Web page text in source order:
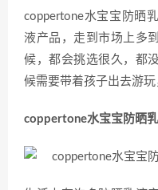
coppertone水宝宝防晒
液产品，走到市场上多
候，都会挑选很久，都
候需要带着孩子出去游
coppertone水宝宝防晒